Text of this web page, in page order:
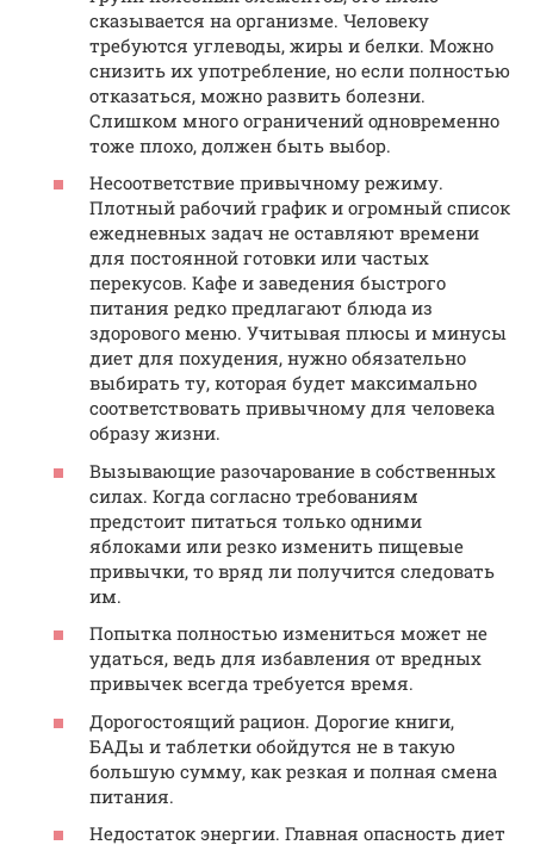
сказывается на организме. Человеку
требуются углеводы, жиры и белки. Можно
снизить их употребление, но если полностью
отказаться, можно развить болезни.
Слишком много ограничений одновременно
тоже плохо, должен быть выбор.
Несоответствие привычному режиму.
Плотный рабочий график и огромный список
ежедневных задач не оставляют времени
для постоянной готовки или частых
перекусов. Кафе и заведения быстрого
питания редко предлагают блюда из
здорового меню. Учитывая плюсы и минусы
диет для похудения, нужно обязательно
выбирать ту, которая будет максимально
соответствовать привычному для человека
образу жизни.
Вызывающие разочарование в собственных
силах. Когда согласно требованиям
предстоит питаться только одними
яблоками или резко изменить пищевые
привычки, то вряд ли получится следовать
им.
Попытка полностью измениться может не
удаться, ведь для избавления от вредных
привычек всегда требуется время.
Дорогостоящий рацион. Дорогие книги,
БАДы и таблетки обойдутся не в такую
большую сумму, как резкая и полная смена
питания.
Недостаток энергии. Главная опасность диет